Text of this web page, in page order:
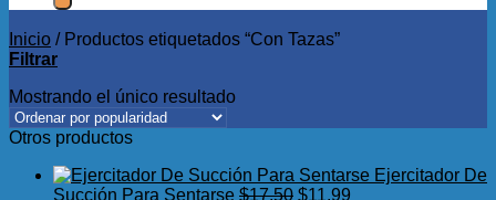
Inicio /Productos etiquetados “Con Tazas”
Filtrar
Mostrando el único resultado
Otros productos
Ejercitador De
Succión Para Sentarse $17.50 El
$11.99